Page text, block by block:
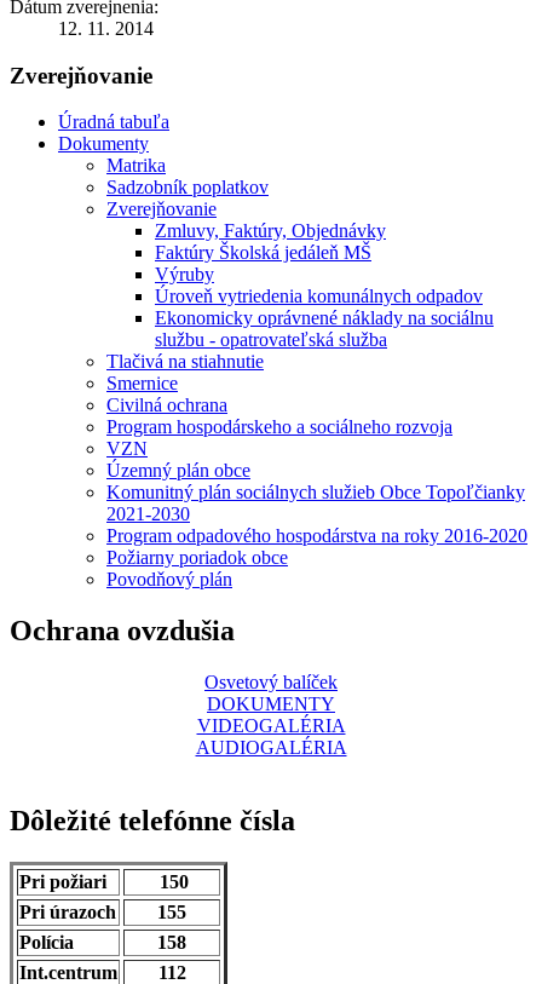
Dátum zverejnenia:
12. 11. 2014
Zverejňovanie
Úradná tabuľa
Dokumenty
Matrika
Sadzobník poplatkov
Zverejňovanie
Zmluvy, Faktúry, Objednávky
Faktúry Školská jedáleň MŠ
Výruby
Úroveň vytriedenia komunálnych odpadov
Ekonomicky oprávnené náklady na sociálnu
službu - opatrovateľská služba
Tlačivá na stiahnutie
Smernice
Civilná ochrana
Program hospodárskeho a sociálneho rozvoja
VZN
Územný plán obce
Komunitný plán sociálnych služieb Obce Topoľčianky
2021-2030
Program odpadového hospodárstva na roky 2016-2020
Požiarny poriadok obce
Povodňový plán
Ochrana ovzdušia
Osvetový balíček
DOKUMENTY
VIDEOGALÉRIA
AUDIOGALÉRIA
Dôležité telefónne čísla
Pri požiari
150
Pri úrazoch
155
Polícia
158
Int.centrum
112